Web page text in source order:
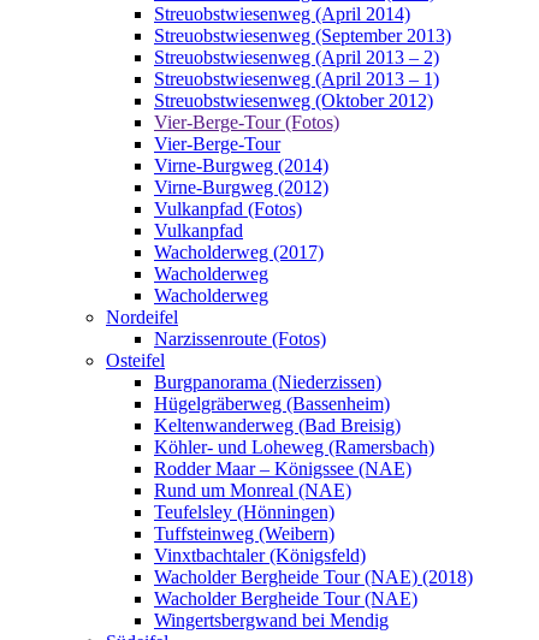
Streuobstwiesenweg (April 2014)
Streuobstwiesenweg (September 2013)
Streuobstwiesenweg (April 2013 – 2)
Streuobstwiesenweg (April 2013 – 1)
Streuobstwiesenweg (Oktober 2012)
Vier-Berge-Tour (Fotos)
Vier-Berge-Tour
Virne-Burgweg (2014)
Virne-Burgweg (2012)
Vulkanpfad (Fotos)
Vulkanpfad
Wacholderweg (2017)
Wacholderweg
Wacholderweg
Nordeifel
Narzissenroute (Fotos)
Osteifel
Burgpanorama (Niederzissen)
Hügelgräberweg (Bassenheim)
Keltenwanderweg (Bad Breisig)
Köhler- und Loheweg (Ramersbach)
Rodder Maar – Königssee (NAE)
Rund um Monreal (NAE)
Teufelsley (Hönningen)
Tuffsteinweg (Weibern)
Vinxtbachtaler (Königsfeld)
Wacholder Bergheide Tour (NAE) (2018)
Wacholder Bergheide Tour (NAE)
Wingertsbergwand bei Mendig